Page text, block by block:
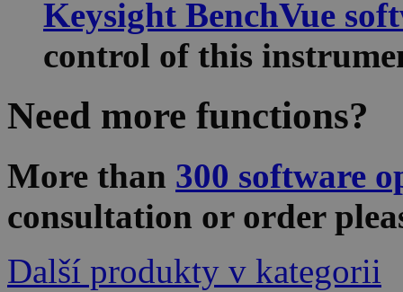
Keysight BenchVue
control of this
Need more functions?
More than 300 software
consultation or order
Další produkty v kategorii